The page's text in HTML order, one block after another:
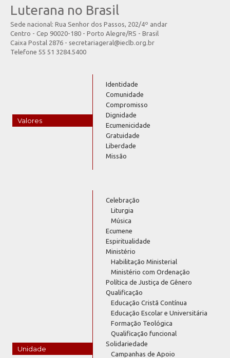
Luterana no Brasil
Sede nacional: Rua Senhor dos Passos, 202/4º andar
Centro - Cep 90020-180 - Porto Alegre/RS - Brasil
Caixa Postal 2876 - secretariageral@ieclb.org.br
Telefone 55 51 3284.5400
Valores
Identidade
Comunidade
Compromisso
Dignidade
Ecumenicidade
Gratuidade
Liberdade
Missão
Unidade
Celebração
Liturgia
Música
Ecumene
Espiritualidade
Ministério
Habilitação Ministerial
Ministério com Ordenação
Política de Justiça de Gênero
Qualificação
Educação Cristã Contínua
Educação Escolar e Universitária
Formação Teológica
Qualificação funcional
Solidariedade
Campanhas de Apoio